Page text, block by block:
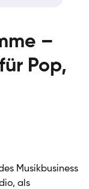
–
Pop,
Musikbusiness
als